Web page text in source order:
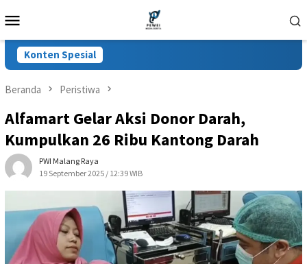
ke
Mobile
Konten Spesial
Beranda Peristiwa
Alfamart Gelar Aksi Donor Darah,
Kumpulkan 26 Ribu Kantong Darah
PWI Malang Raya
19 September 2025 / 12:39 WIB